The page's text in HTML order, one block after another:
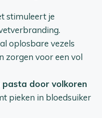
stimuleert je
oplosbare vezels
zorgen voor een vol
door volkoren
pieken in bloedsuiker